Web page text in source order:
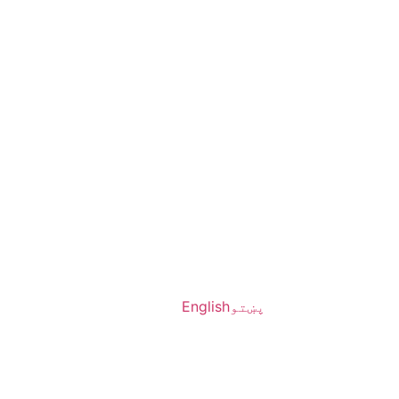
پښتوEnglish